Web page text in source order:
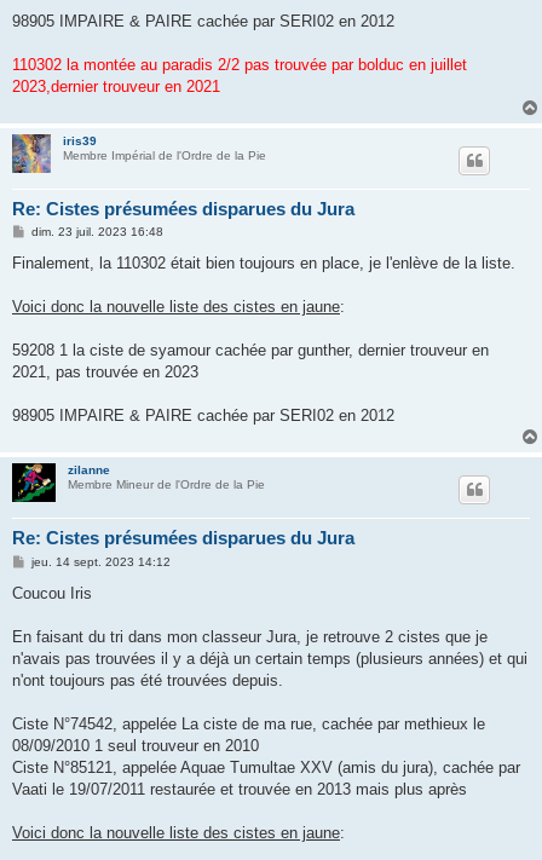
98905 IMPAIRE & PAIRE cachée par SERI02 en 2012
110302 la montée au paradis 2/2 pas trouvée par bolduc en juillet
2023,dernier trouveur en 2021
iris39
Membre Impérial de l'Ordre de la Pie
Re: Cistes présumées disparues du Jura
M
s
g
e
dim. 23 juil. 2023 16:48
Finalement, la 110302 était bien toujours en place, je l'enlève de la liste.
Voici donc la nouvelle liste des cistes en jaune:
59208 1 la ciste de syamour cachée par gunther, dernier trouveur en
2021, pas trouvée en 2023
98905 IMPAIRE & PAIRE cachée par SERI02 en 2012
zilanne
Membre Mineur de l'Ordre de la Pie
Re: Cistes présumées disparues du Jura
M
s
g
jeu. 14 sept. 2023 14:12
Coucou Iris
En faisant du tri dans mon classeur Jura, je retrouve 2 cistes que je
n'avais pas trouvées il y a déjà un certain temps (plusieurs années) et qui
n'ont toujours pas été trouvées depuis.
Ciste N°74542, appelée La ciste de ma rue, cachée par methieux le
08/09/2010 1 seul trouveur en 2010
Ciste N°85121, appelée Aquae Tumultae XXV (amis du jura), cachée par
Vaati le 19/07/2011 restaurée et trouvée en 2013 mais plus après
Voici donc la nouvelle liste des cistes en jaune: